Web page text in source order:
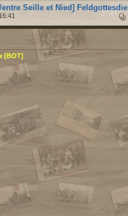
Seille et Nied]
[BOT]